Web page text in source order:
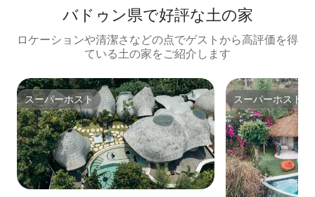
バドゥン県で好評な土の家
ロケーションや清潔さなどの点でゲストから高評価を得
ている土の家をご紹介します
スーパーホスト
スーパーホスト スーパーホスト
スーパーホスト